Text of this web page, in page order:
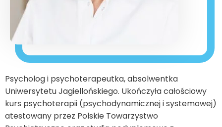
Psycholog i psychoterapeutka, absolwentka
Uniwersytetu Jagiellońskiego. Ukończyła całościowy
kurs psychoterapii (psychodynamicznej i systemowej)
atestowany przez Polskie Towarzystwo